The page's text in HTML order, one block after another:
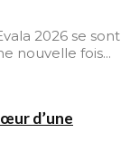
2026 se sont
nouvelle fois...
d’une